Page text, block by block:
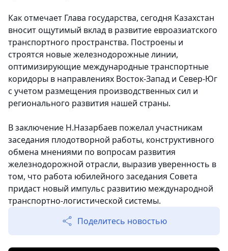
Как отмечает Глава государства, сегодня Казахстан
вносит ощутимый вклад в развитие евроазиатского
транспортного пространства. Построены и
строятся новые железнодорожные линии,
оптимизирующие международные транспортные
коридоры в направлениях Восток-Запад и Север-Юг
с учетом размещения производственных сил и
регионального развития нашей страны.
В заключение Н.Назарбаев пожелал участникам
заседания плодотворной работы, конструктивного
обмена мнениями по вопросам развития
железнодорожной отрасли, выразив уверенность в
том, что работа юбилейного заседания Совета
придаст новый импульс развитию международной
транспортно-логистической системы.
Поделитесь новостью